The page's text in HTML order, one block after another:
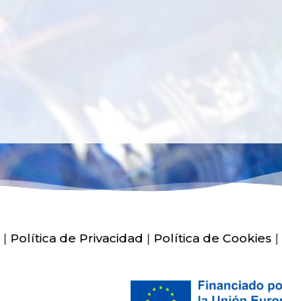
| Política de Privacidad | Política de Cookies |